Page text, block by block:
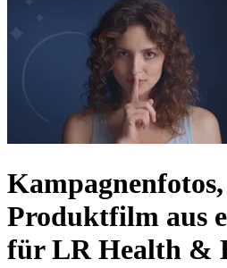
Produktfilm aus
fürLR Health &